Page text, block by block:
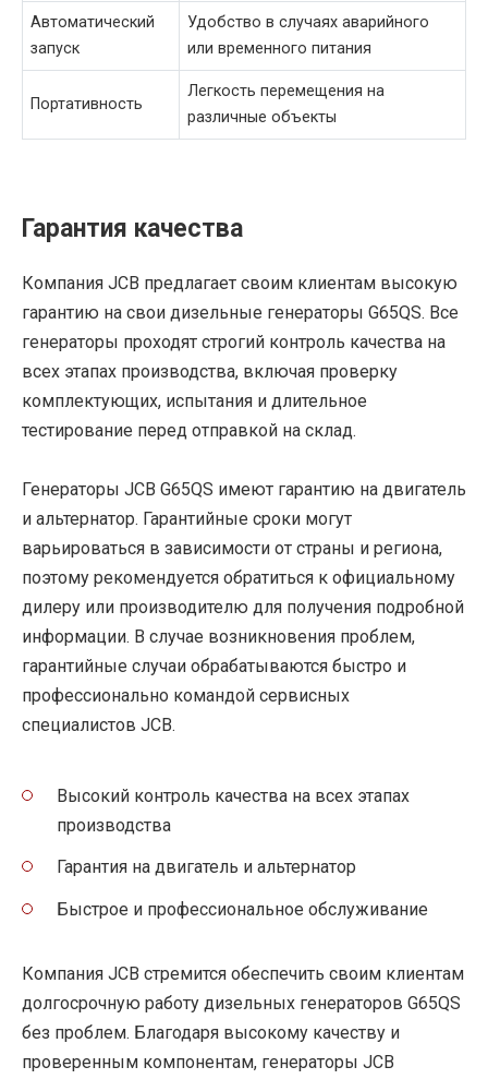
Автоматический
запуск
Удобство в случаях аварийного
или временного питания
Портативность
Легкость перемещения на
различные объекты
Гарантия качества
Компания JCB предлагает своим клиентам высокую
гарантию на свои дизельные генераторы G65QS. Все
генераторы проходят строгий контроль качества на
всех этапах производства, включая проверку
комплектующих, испытания и длительное
тестирование перед отправкой на склад.
Генераторы JCB G65QS имеют гарантию на двигатель
и альтернатор. Гарантийные сроки могут
варьироваться в зависимости от страны и региона,
поэтому рекомендуется обратиться к официальному
дилеру или производителю для получения подробной
информации. В случае возникновения проблем,
гарантийные случаи обрабатываются быстро и
профессионально командой сервисных
специалистов JCB.
Высокий контроль качества на всех этапах
производства
Гарантия на двигатель и альтернатор
Быстрое и профессиональное обслуживание
Компания JCB стремится обеспечить своим клиентам
долгосрочную работу дизельных генераторов G65QS
без проблем. Благодаря высокому качеству и
проверенным компонентам, генераторы JCB